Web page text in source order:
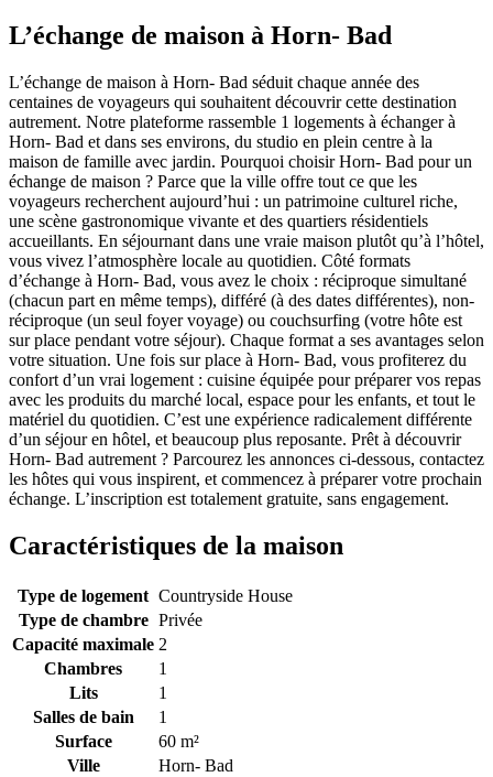
L’échange de maison à Horn- Bad
L’échange de maison à Horn- Bad séduit chaque année des
centaines de voyageurs qui souhaitent découvrir cette destination
autrement. Notre plateforme rassemble 1 logements à échanger à
Horn- Bad et dans ses environs, du studio en plein centre à la
maison de famille avec jardin. Pourquoi choisir Horn- Bad pour un
échange de maison ? Parce que la ville offre tout ce que les
voyageurs recherchent aujourd’hui : un patrimoine culturel riche,
une scène gastronomique vivante et des quartiers résidentiels
accueillants. En séjournant dans une vraie maison plutôt qu’à l’hôtel,
vous vivez l’atmosphère locale au quotidien. Côté formats
d’échange à Horn- Bad, vous avez le choix : réciproque simultané
(chacun part en même temps), différé (à des dates différentes), non-
réciproque (un seul foyer voyage) ou couchsurfing (votre hôte est
sur place pendant votre séjour). Chaque format a ses avantages selon
votre situation. Une fois sur place à Horn- Bad, vous profiterez du
confort d’un vrai logement : cuisine équipée pour préparer vos repas
avec les produits du marché local, espace pour les enfants, et tout le
matériel du quotidien. C’est une expérience radicalement différente
d’un séjour en hôtel, et beaucoup plus reposante. Prêt à découvrir
Horn- Bad autrement ? Parcourez les annonces ci-dessous, contactez
les hôtes qui vous inspirent, et commencez à préparer votre prochain
échange. L’inscription est totalement gratuite, sans engagement.
Caractéristiques de la maison
Type de logement Countryside House
Type de chambre Privée
Capacité maximale 2
Chambres
1
Lits
1
Salles de bain
1
Surface
60 m²
Ville
Horn- Bad